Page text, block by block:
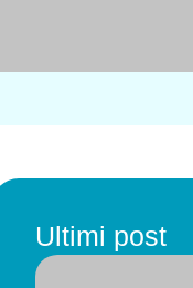
Ultimi post